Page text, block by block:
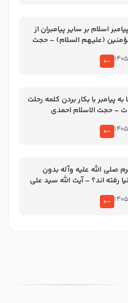
اسلام بر سایر پیامبران از
(علیهم السلام) – حجت
پیامبر با بکار بردن کلمه رحلت
– حجت الاسلام احمدی
صلی الله علیه وآله بدون
رفته ‌اند؟ – آیت الله سید علی